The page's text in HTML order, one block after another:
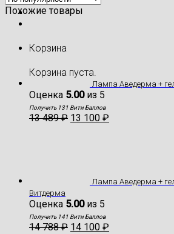
Корзина
Корзина пуста.
Похожие товары
Лампа Аведерма +
Оценка 5.00из 5
Получить 131 Вити Баллов
13 489₽ 13 100 ₽
Лампа Аведерма +
Витдерма
Оценка 5.00из 5
Получить 141 Вити Баллов
14 788₽ 14 100 ₽